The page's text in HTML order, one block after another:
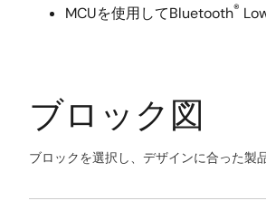
MCUを使用してBluetooth®
ブロック図
ブロックを選択し、デザインに合った製
interactive